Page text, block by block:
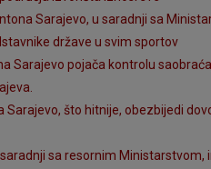
Sarajevo, u saradnji sa
države u svim sportov
Sarajevo pojača kontrolu
što hitnije, obezbijedi
sa resornim